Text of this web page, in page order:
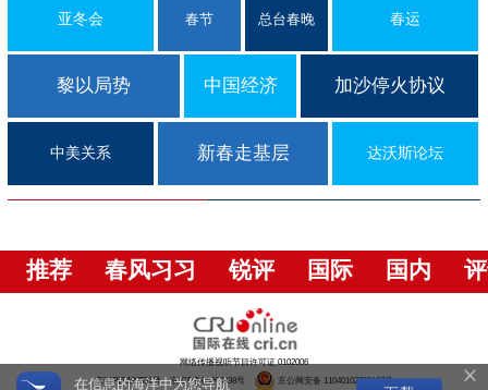
亚冬会 春节 总台春晚 春运
黎以局势 中国经济 加沙停火协议
中美关系 新春走基层 达沃斯论坛
推荐 春风习习 锐评 国际 国内
网络传播视听节目许可证 0102006
京ICP证120531号京ICP备05064898号 京公网安备 11040102700187号
在信息的海洋中为您导航